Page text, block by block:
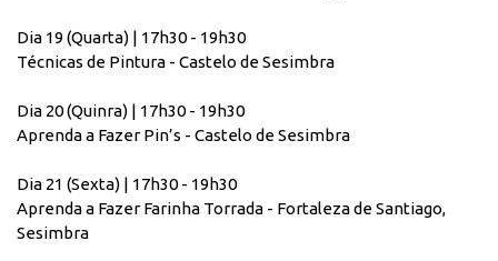
Dia 19 (Quarta) | 17h30 - 19h30
Técnicas de Pintura - Castelo de Sesimbra
Dia 20 (Quinra) | 17h30 - 19h30
Aprenda a Fazer Pin’s - Castelo de Sesimbra
Dia 21 (Sexta) | 17h30 - 19h30
Aprenda a Fazer Farinha Torrada - Fortaleza de Santiago,
Sesimbra